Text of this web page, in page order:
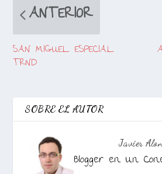
ANTERIOR
SAN MIGUEL ESPECIAL
TRND
SOBRE EL AUTOR
Javier
Blogger en Un